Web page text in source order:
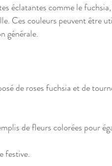
éclatantes comme le
Ces couleurs peuvent être
générale.
de roses fuchsia et de
de fleurs colorées pour
festive.